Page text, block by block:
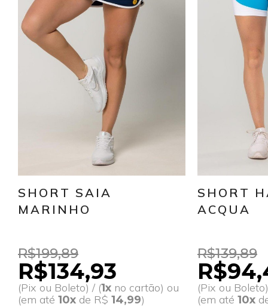
SHORT SAIA
MARINHO
R$199,89
R$134,93
(Pix ou Boleto) / (1x no cartão) ou
(em até 10x de R$ 14,99)
SHORT
ACQUA
R$139,89
(Pix ou
(em até 10x